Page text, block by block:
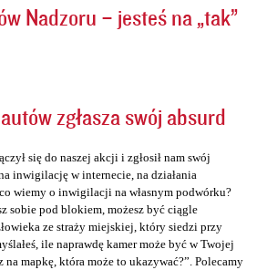
Nadzoru – jesteś na „tak”
zgłasza swój absurd
się do naszej akcji i zgłosił nam swój
inwigilację w internecie, na działania
wiemy o inwigilacji na własnym podwórku?
sobie pod blokiem, możesz być ciągle
ze straży miejskiej, który siedzi przy
ile naprawdę kamer może być w Twojej
mapkę, która może to ukazywać?”. Polecamy